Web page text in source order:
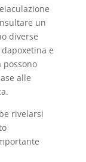
un
diverse
e
alle
rivelarsi